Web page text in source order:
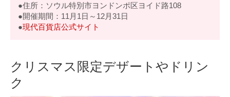
●住所：ソウル特別市ヨンドンポ区ヨイド路108
●開催期間：11月1日～12月31日
●現代百貨店公式サイト
クリスマス限定デザートやドリン
ク